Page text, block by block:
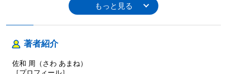
ケース37 配当による資金還流を検討する
ケース40 為替リスク管理の状況を確認する
Ⅴ 不正リスク対応に関連する業務
著者紹介
佐和 周（さわ あまね）
［プロフィール］